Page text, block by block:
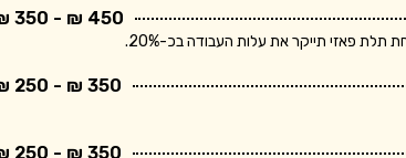
450 ₪ - 350 ₪
פאזי תייקר את עלות העבודה בכ-20%.
350 ₪ - 250 ₪
350 ₪ - 250 ₪